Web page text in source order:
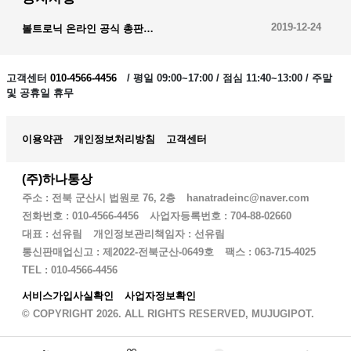
볼트로닉 온라인 공식 총판… 2019-12-24
고객센터 010-4566-4456 / 평일 09:00~17:00 / 점심 11:40~13:00 / 주말
및 공휴일 휴무
이용약관 개인정보처리방침 고객센터
(주)하나통상
주소 : 전북 군산시 법원로 76, 2층
hanatradeinc@naver.com
전화번호 : 010-4566-4456
사업자등록번호 : 704-88-02660
대표 : 선유림
개인정보관리책임자 : 선유림
통신판매업신고 : 제2022-전북군산-0649호
팩스 : 063-715-4025
TEL : 010-4566-4456
서비스가입사실확인
사업자정보확인
© COPYRIGHT 2026. ALL RIGHTS RESERVED, MUJUGIPOT.